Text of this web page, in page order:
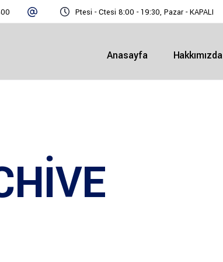
Ptesi - Ctesi 8:00 - 19:30, Pazar - KAPALI
Anasayfa Hakkımızda